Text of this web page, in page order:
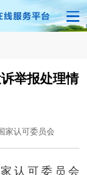
举报处理情
家认可委员会
认可委员会